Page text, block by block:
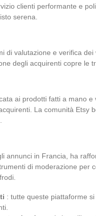
clienti performante e
serena.
di valutazione e verifica
degli acquirenti copre le
ai prodotti fatti a mano
La comunità Etsy
annunci in Francia, ha
di moderazione per
: tutte queste piattaforme